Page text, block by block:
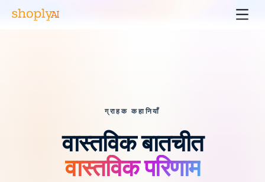
ग्राहक कहानियाँ
वास्तविक बातचीत
वास्तविक परिणाम